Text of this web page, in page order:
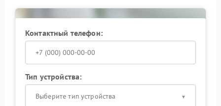
официальному сервисному центру Samsung, где
используют оригинальные запасные части и
обладают необходимой экспертизой для работы с
такими сложными случаями.
Контактный телефон:
Тип устройства:
Выберите тип устройства